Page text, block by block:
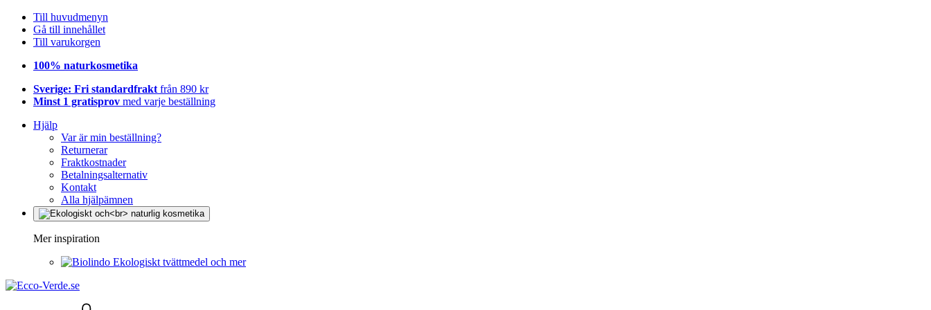
Till huvudmenyn
Gå till innehållet
Till varukorgen
100% naturkosmetika
Sverige: Fri standardfrakt från 890 kr
Minst 1 gratisprov med varje beställning
Hjälp
Var är min beställning?
Returnerar
Fraktkostnader
Betalningsalternativ
Kontakt
Alla hjälpämnen
Mer inspiration
Ekologiskt tvättmedel och mer